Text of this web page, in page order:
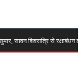
सावन शिवरात्रि से रक्षाबंधन